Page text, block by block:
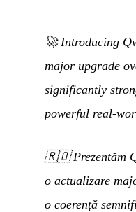
🚀 Introducing
major upgrade
significantly
powerful real-
🇷🇴Prezentăm
o actualizare
o coerență